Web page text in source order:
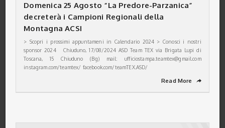
Domenica 25 Agosto “La Predore-Parzanica”
decreterà i Campioni Regionali della
Montagna ACSI
> Scopri i prossimi appuntameni in Calendario 2024 > Conosci i nostri
sponsor 2024 Chiuduno, 17/08/2024 ASD Team TEX via Brigata Lupi di
Toscana, 15 Chiuduno (Bg) mail: ufficiostampa.teamtex@gmail.com
instagram.com/teamtex/ facebook.com/teamTEX.ASD/
Read More ➦